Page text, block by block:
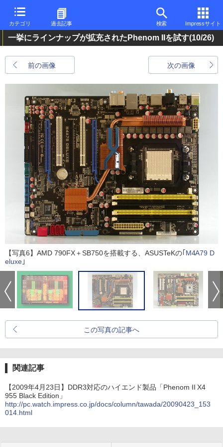
カテゴリ 過去記事 検索 Impressサイト
一挙にラインナップが拡充されたPhenom IIを試す(10/26)
前の画像 次の画像
【写真6】AMD 790FX＋SB750を搭載する、ASUSTeKの｢ M4A79 D
eluxe｣
この写真の記事へ
関連記事
【2009年4月23日】DDR3対応のハイエンド製品「Phenom II X4
955 Black Edition」
http://pc.watch.impress.co.jp/docs/column/tawada/20090423_153
014.html